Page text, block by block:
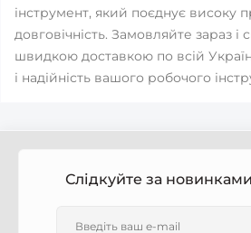
інструмент, який поєднує високу
довговічність. Замовляйте зараз і
швидкою доставкою по всій
і надійність вашого робочого
Слідкуйте за